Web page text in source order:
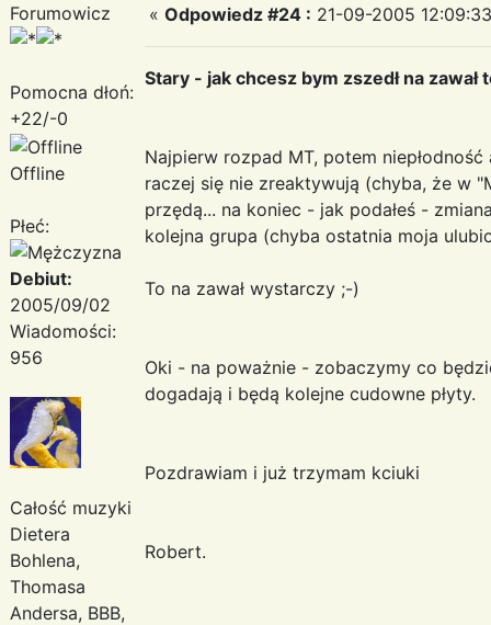
Forumowicz
Pomocna dłoń:
+22/-0
Offline
Płeć:
Debiut:
2005/09/02
Wiadomości:
956
Całość muzyki
Dietera
Bohlena,
Thomasa
Andersa, BBB,
« Odpowiedz #24 : 21-09-2005
Stary - jak chcesz bym zszedł na
Najpierw rozpad MT, potem
raczej się nie zreaktywują (chyba, że w
przędą... na koniec - jak podałeś -
kolejna grupa (chyba ostatnia moja
To na zawał wystarczy ;-)
Oki - na poważnie - zobaczymy co
dogadają i będą kolejne cudowne płyty.
Pozdrawiam i już trzymam kciuki
Robert.